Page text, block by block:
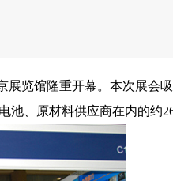
览馆隆重开幕。本次展会
、原材料供应商在内的约